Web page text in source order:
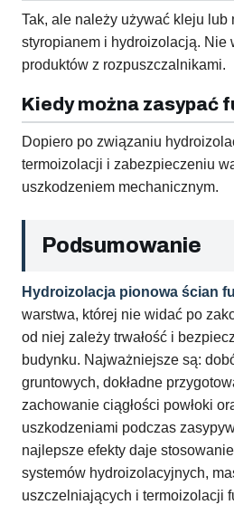
Tak, ale należy używać kleju lub
styropianem i hydroizolacją. Nie
produktów z rozpuszczalnikami.
Kiedy można zasypać
Dopiero po związaniu
termoizolacji i zabezpieczeniu
uszkodzeniem mechanicznym.
Podsumowanie
Hydroizolacja pionowa ścian
warstwa, której nie widać po
od niej zależy trwałość i
budynku. Najważniejsze są:
gruntowych, dokładne
zachowanie ciągłości powłoki
uszkodzeniami podczas
najlepsze efekty daje
systemów hydroizolacyjnych,
uszczelniających i termoizolacji